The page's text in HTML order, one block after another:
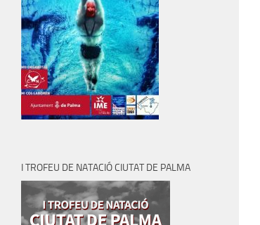
I TROFEU DE NATACIÓ CIUTAT DE PALMA